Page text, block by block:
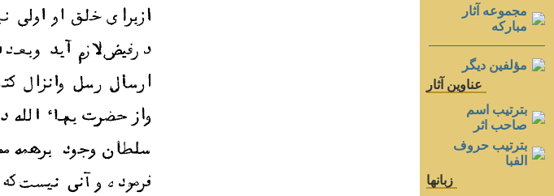
مجموعه آثار
مباركه
مؤلفين ديگر
عناوين آثار
بترتيب اسم
صاحب اثر
بترتيب حروف
الفبا
زبانها